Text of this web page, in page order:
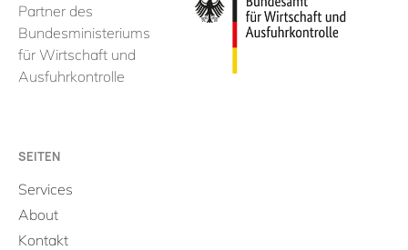
Partner des
Bundesministeriums
für Wirtschaft und
Ausfuhrkontrolle
SEITEN
Services
About
Kontakt